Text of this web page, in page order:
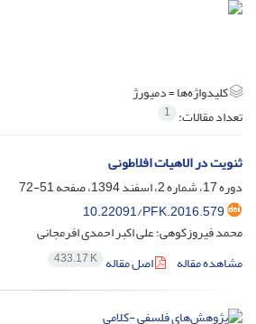
کلیدواژه‌ها =دمیورژ
تعداد مقالات: 1
ثنویت در الاهیات افلاطونی
دوره 17، شماره 2، اسفند 1394، صفحه
51-72
10.22091/PFK.2016.579
محمد فیروزکوهی؛ علی اکبر احمدی افرمجانی
مشاهده مقاله
اصل مقاله 433.17 K